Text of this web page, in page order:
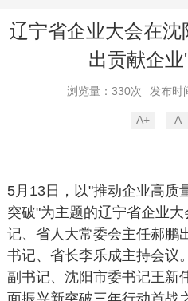
辽宁省企业大会在
出贡献企
浏览量：330次 发布时
A+ A
5月13日，以"推动企业高质
突破"为主题的辽宁省企业
记、省人大常委会主任郝鹏
书记、省长李乐成主持会议
副书记、沈阳市委书记王新